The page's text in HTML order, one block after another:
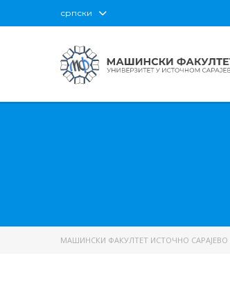
српски
МАШИНСКИ ФАКУЛТЕТ ИСТОЧНО САРАЈЕВО